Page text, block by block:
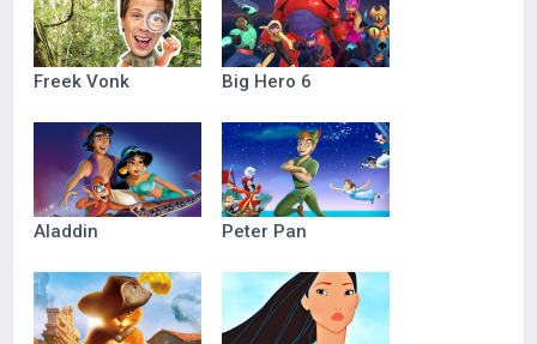
Freek Vonk Big Hero 6
Aladdin Peter Pan